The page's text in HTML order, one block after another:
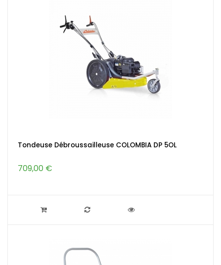
Tondeuse Débroussailleuse COLOMBIA DP 5OL
709,00 €